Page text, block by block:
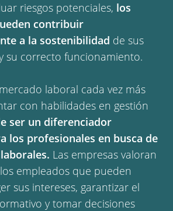
riesgos potenciales, los
contribuir
a la sostenibilidad de sus
su correcto funcionamiento.
laboral cada vez más
con habilidades en gestión
ser un diferenciador
los profesionales en busca de
Las empresas valoran
empleados que pueden
sus intereses, garantizar el
y tomar decisiones